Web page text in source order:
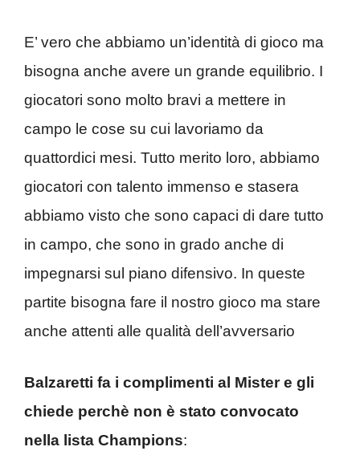
E’ vero che abbiamo un’identità di gioco ma
bisogna anche avere un grande equilibrio. I
giocatori sono molto bravi a mettere in
campo le cose su cui lavoriamo da
quattordici mesi. Tutto merito loro, abbiamo
giocatori con talento immenso e stasera
abbiamo visto che sono capaci di dare tutto
in campo, che sono in grado anche di
impegnarsi sul piano difensivo. In queste
partite bisogna fare il nostro gioco ma stare
anche attenti alle qualità dell’avversario
Balzaretti fa i complimenti al Mister e gli
chiede perchè non è stato convocato
nella lista Champions: